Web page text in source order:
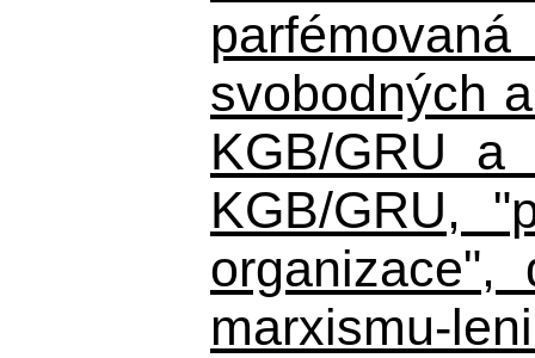
svobodných
KGB/GRU
KGB/GRU,
organizace",
marxismu-